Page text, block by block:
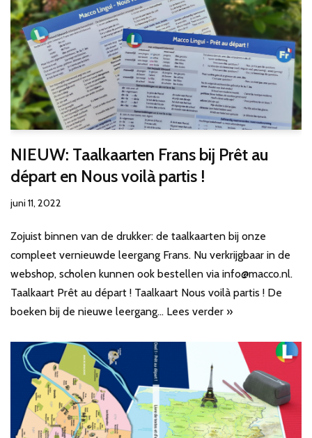
NIEUW: Taalkaarten Frans bij Prêt au
départ en Nous voilà partis !
juni 11, 2022
Zojuist binnen van de drukker: de taalkaarten bij onze
compleet vernieuwde leergang Frans. Nu verkrijgbaar in de
webshop, scholen kunnen ook bestellen via info@macco.nl.
Taalkaart Prêt au départ ! Taalkaart Nous voilà partis ! De
boeken bij de nieuwe leergang… Lees verder »